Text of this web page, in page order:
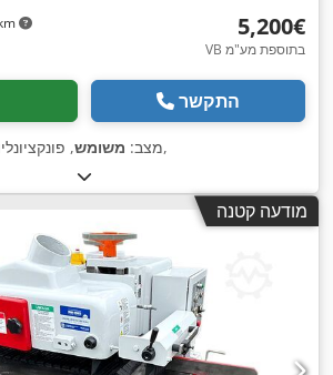
‏5,200 ‏€
VB בתוספת מע"מ
התקשר
מצב: משומש, ,
מודעה קטנה